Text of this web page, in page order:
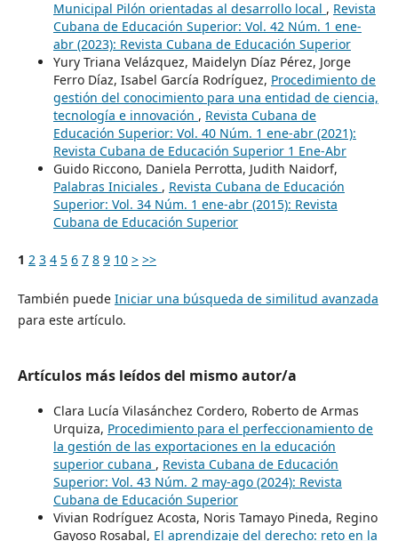
Municipal Pilón orientadas al desarrollo local , Revista
Cubana de Educación Superior: Vol. 42 Núm. 1 ene-
abr (2023): Revista Cubana de Educación Superior
Yury Triana Velázquez, Maidelyn Díaz Pérez, Jorge
Ferro Díaz, Isabel García Rodríguez, Procedimiento de
gestión del conocimiento para una entidad de ciencia,
tecnología e innovación , Revista Cubana de
Educación Superior: Vol. 40 Núm. 1 ene-abr (2021):
Revista Cubana de Educación Superior 1 Ene-Abr
Guido Riccono, Daniela Perrotta, Judith Naidorf,
Palabras Iniciales , Revista Cubana de Educación
Superior: Vol. 34 Núm. 1 ene-abr (2015): Revista
Cubana de Educación Superior
1 2 3 4 5 6 7 8 9 10 > >>
También puede Iniciar una búsqueda de similitud avanzada
para este artículo.
Artículos más leídos del mismo autor/a
Clara Lucía Vilasánchez Cordero, Roberto de Armas
Urquiza, Procedimiento para el perfeccionamiento de
la gestión de las exportaciones en la educación
superior cubana , Revista Cubana de Educación
Superior: Vol. 43 Núm. 2 may-ago (2024): Revista
Cubana de Educación Superior
Vivian Rodríguez Acosta, Noris Tamayo Pineda, Regino
Gayoso Rosabal, El aprendizaje del derecho: reto en la